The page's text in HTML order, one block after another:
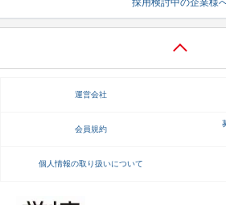
採用検討中の企業様
運営会社
会員規約
個人情報の取り扱いについて